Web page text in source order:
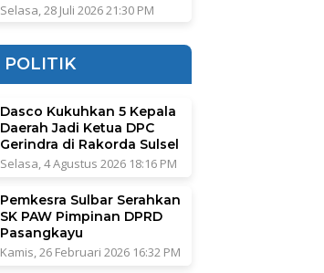
Selasa, 28 Juli 2026 21:30 PM
POLITIK
Dasco Kukuhkan 5 Kepala
Daerah Jadi Ketua DPC
Gerindra di Rakorda Sulsel
Selasa, 4 Agustus 2026 18:16 PM
Pemkesra Sulbar Serahkan
SK PAW Pimpinan DPRD
Pasangkayu
Kamis, 26 Februari 2026 16:32 PM